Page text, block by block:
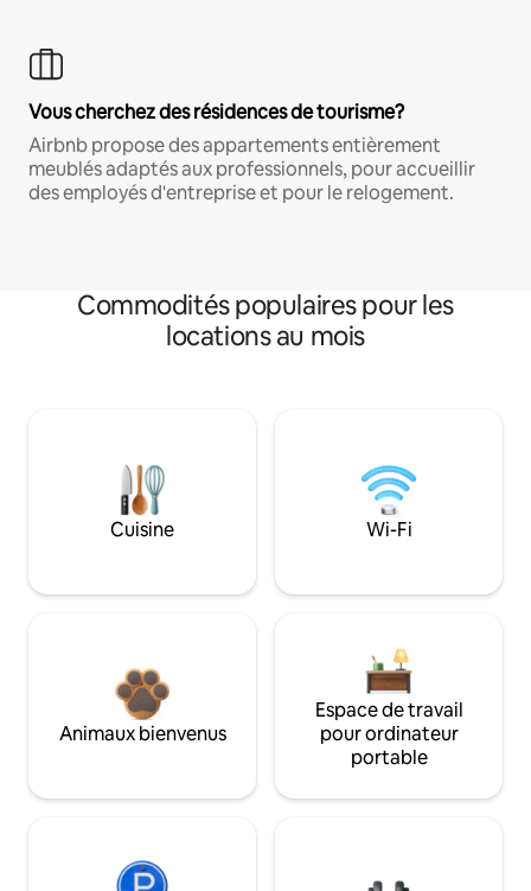
Vous cherchez des résidences de tourisme?
Airbnb propose des appartements entièrement
meublés adaptés aux professionnels, pour accueillir
des employés d'entreprise et pour le relogement.
Commodités populaires pour les
locations au mois
Cuisine Wi-Fi
Animaux bienvenus
Espace de travail
pour ordinateur
portable